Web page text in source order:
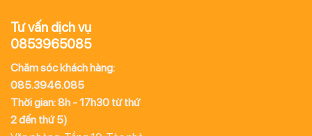
Tư vấn dịch vụ
0853965085
Chăm sóc khách hàng:
085.3946.085
Thời gian: 8h - 17h30 từ thứ
2 đến thứ 5)